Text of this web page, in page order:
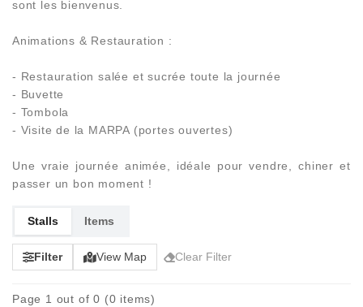
sont les bienvenus.
Animations & Restauration :
- Restauration salée et sucrée toute la journée
- Buvette
- Tombola
- Visite de la MARPA (portes ouvertes)
Une vraie journée animée, idéale pour vendre, chiner et
passer un bon moment !
Stalls Items
Filter View Map Clear Filter
Page 1 out of 0 (0 items)